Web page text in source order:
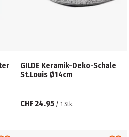
GILDE Keramik-Deko-Schale
St.Louis Ø14cm
CHF 24.95 / 1 Stk.